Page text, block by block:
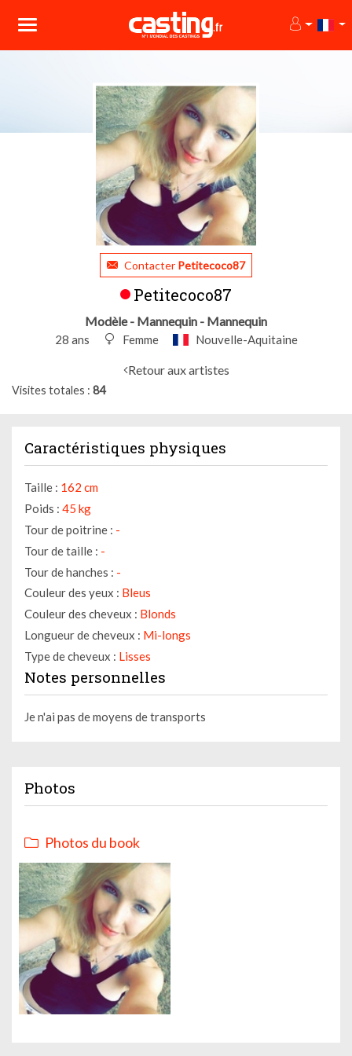
Contacter Petitecoco87
Petitecoco87
Modèle - Mannequin - Mannequin
28 ans Femme Nouvelle-Aquitaine
Retour aux artistes
Visites totales 84
Caractéristiques physiques
Taille : 162 cm
Poids : 45 kg
Tour de poitrine : -
Tour de taille : -
Tour de hanches : -
Couleur des yeux : Bleus
Couleur des cheveux : Blonds
Longueur de cheveux : Mi-longs
Type de cheveux : Lisses
Notes personnelles
Je n'ai pas de moyens de transports
Photos
Photos du book